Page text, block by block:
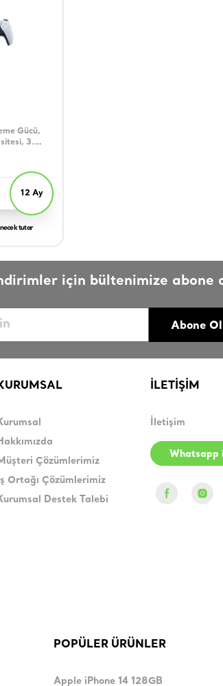
Gücü,
3.5
12 Ay
tutar
için bültenimize abone
Abone Ol
Çözümlerimiz
Ortağı Çözümlerimiz
Destek Talebi
İLETİŞİM
İletişim
Whatsapp
POPÜLER ÜRÜNLER
Apple iPhone 14 128GB